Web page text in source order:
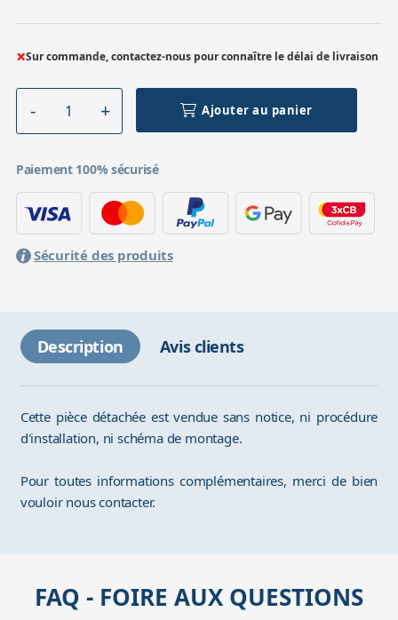
×Sur commande, contactez-nous pour connaître le délai de livraison
Ajouter au panier
Paiement 100% sécurisé
Sécurité des produits
Description Avis clients
Cette pièce détachée est vendue sans notice, ni procédure
d'installation, ni schéma de montage.
Pour toutes informations complémentaires, merci de bien
vouloir nous contacter.
FAQ - FOIRE AUX QUESTIONS